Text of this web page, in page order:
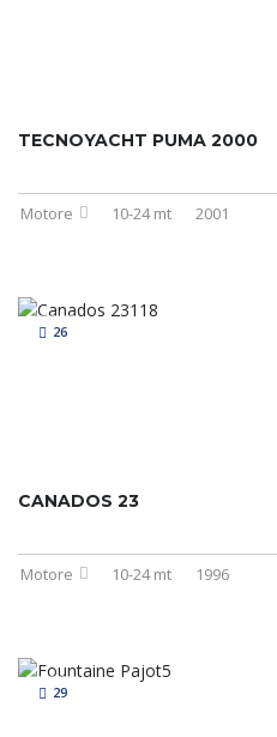
TECNOYACHT PUMA 2000
Motore 10-24 mt 2001
26
CANADOS 23
Motore 10-24 mt 1996
29